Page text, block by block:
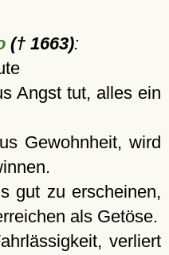
(† 1663):
Angst tut, alles ein
Gewohnheit, wird
gut zu erscheinen,
als Getöse.
verliert